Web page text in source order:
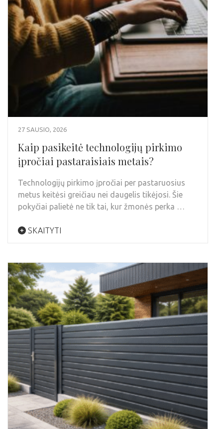
27 SAUSIO, 2026
Kaip pasikeitė technologijų pirkimo
įpročiai pastaraisiais metais?
Technologijų pirkimo įpročiai per pastaruosius
metus keitėsi greičiau nei daugelis tikėjosi. Šie
pokyčiai palietė ne tik tai, kur žmonės perka …
SKAITYTI